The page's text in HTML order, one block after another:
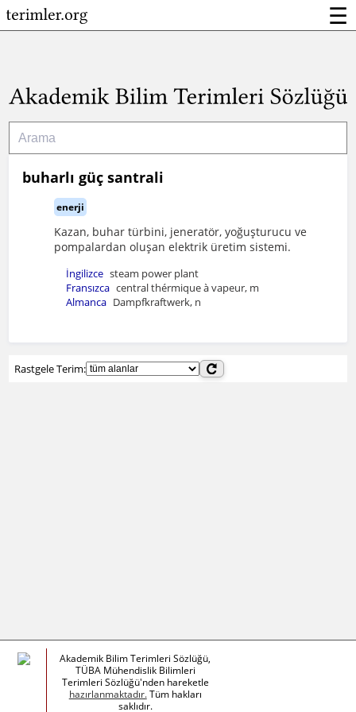
☰
buharlı güç santrali
enerji
Kazan, buhar türbini, jeneratör, yoğuşturucu ve
pompalardan oluşan elektrik üretim sistemi.
İngilizce steam power plant
Fransızca central thérmique à vapeur, m
Almanca Dampfkraftwerk, n
Rastgele Terim:
Akademik Bilim Terimleri Sözlüğü,
TÜBA Mühendislik Bilimleri
Terimleri Sözlüğü'nden hareketle
hazırlanmaktadır.Tüm hakları
saklıdır.